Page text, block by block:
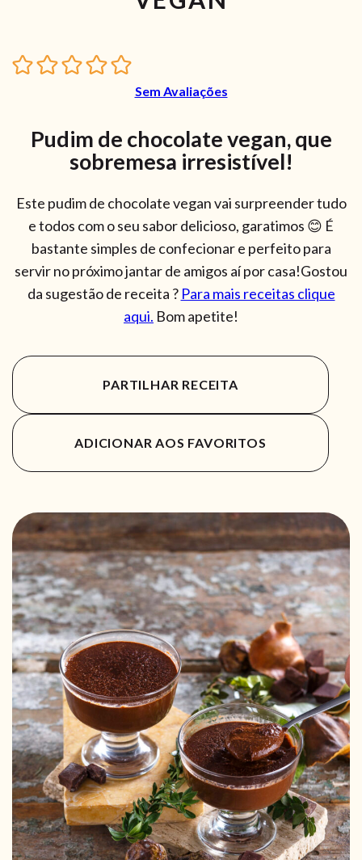
Sem Avaliações
Pudim de chocolate vegan, que
sobremesa irresistível!
Este pudim de chocolate vegan vai surpreender tudo
e todos com o seu sabor delicioso, garatimos 😊 É
bastante simples de confecionar e perfeito para
servir no próximo jantar de amigos aí por casa!Gostou
da sugestão de receita ? Para mais receitas clique
aqui. Bom apetite!
PARTILHAR RECEITA
ADICIONAR AOS FAVORITOS